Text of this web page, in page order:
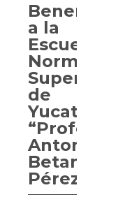
Benemérita
a la
Escuela
Normal
Superior
de
Yucatán
“Profesor
Antonio
Betancourt
Pérez”